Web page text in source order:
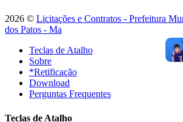
2026 © Licitações e Contratos - Prefeitura
dos Patos - Ma
Teclas de Atalho
Sobre
*Retificação
Download
Perguntas Frequentes
Teclas de Atalho